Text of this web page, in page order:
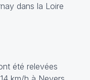
dans la Loire
été relevées